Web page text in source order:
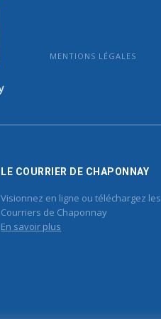
MENTIONS LÉGALES
LE COURRIER DE CHAPONNAY
Visionnez en ligne ou téléchargez les
Courriers de Chaponnay
En savoir plus